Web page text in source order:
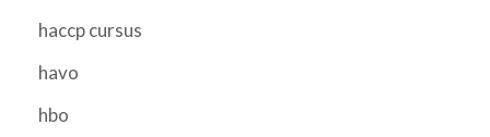
haccp cursus
havo
hbo